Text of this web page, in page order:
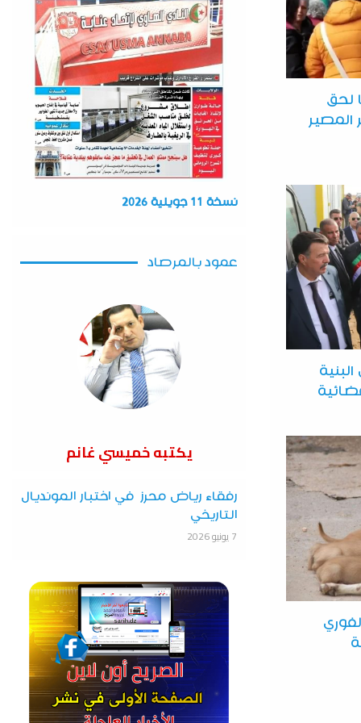
لحق
نسخة 11 جويلية 2026
عمود بالمرصاد
يكتبه خميسي غانم
رفقاء رياض محرز في اختبار المونديال
التاريخي
7 يونيو 2026